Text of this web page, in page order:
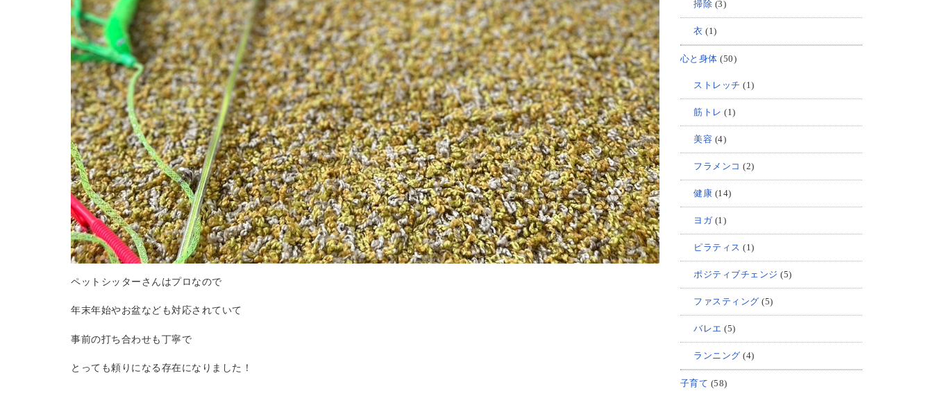
ペットシッターさんはプロなので
年末年始やお盆なども対応されていて
事前の打ち合わせも丁寧で
とっても頼りになる存在になりました！
掃除 (3)
衣 (1)
心と身体 (50)
ストレッチ (1)
筋トレ (1)
美容 (4)
フラメンコ (2)
健康 (14)
ヨガ(1)
ピラティス (1)
ポジティブチェンジ (5)
ファスティング (5)
バレエ (5)
ランニング (4)
子育て (58)